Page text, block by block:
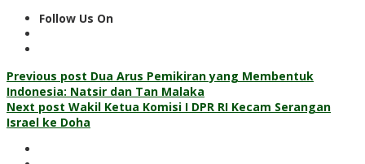
Follow Us On
Post
navigation
Previous post Dua Arus Pemikiran yang Membentuk
Indonesia: Natsir dan Tan Malaka
Next post Wakil Ketua Komisi I DPR RI Kecam Serangan
Israel ke Doha